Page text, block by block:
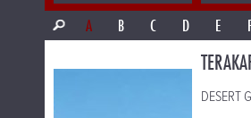
A
B C D E
DESERT